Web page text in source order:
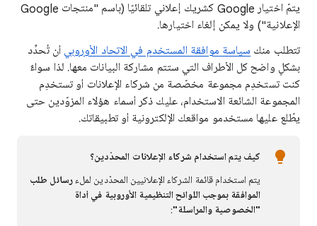
يتمّ اختيار Google كشريك إعلاني تلقائيًا (باسم "منتجات Google
الإعلانية") ولا يمكن إلغاء اختيارها.
تتطلب منك سياسة موافقة المستخدم في الاتحاد الأوروبي أن تُحدِّد
بشكلٍ واضح كل الأطراف التي ستتم مشاركة البيانات معها. لذا سواءٌ
كنت تستخدِم مجموعة مخصّصة من شركاء الإعلانات أو تستخدِم
المجموعة الشائعة الاستخدام، عليك ذكر أسماء هؤلاء المزوّدين حتى
يطّلع عليها مستخدمو مواقعك الإلكترونية أو تطبيقاتك.
كيف يتم استخدام شركاء الإعلانات المحدّدين؟
يتم استخدام قائمة الشركاء الإعلانيين المحدّدين لملءرسائل طلب
الموافقة بموجب اللوائح التنظيمية الأوروبية في أداة
"الخصوصية والمراسلة":